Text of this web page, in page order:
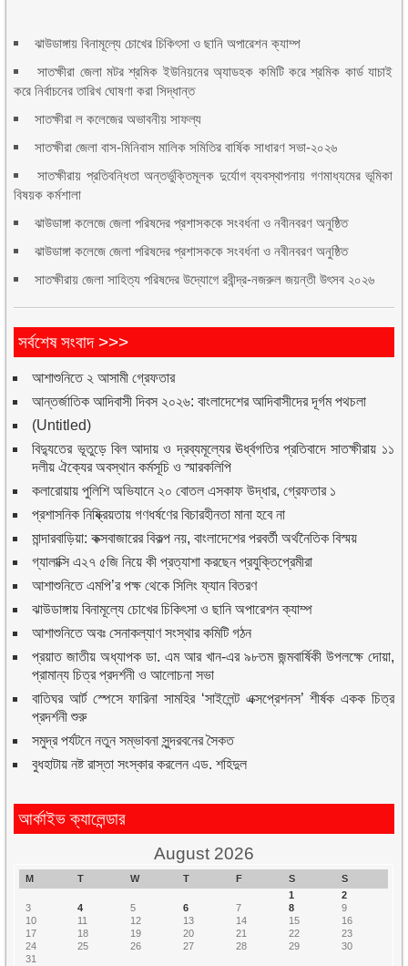
ঝাউডাঙ্গায় বিনামূল্যে চোখের চিকিৎসা ও ছানি অপারেশন ক্যাম্প
সাতক্ষীরা জেলা মটর শ্রমিক ইউনিয়নের অ্যাডহক কমিটি করে শ্রমিক কার্ড যাচাই
করে নির্বাচনের তারিখ ঘোষণা করা সিদ্ধান্ত
সাতক্ষীরা ল কলেজের অভাবনীয় সাফল্য
সাতক্ষীরা জেলা বাস-মিনিবাস মালিক সমিতির বার্ষিক সাধারণ সভা-২০২৬
সাতক্ষীরায় প্রতিবন্ধিতা অন্তর্ভুক্তিমূলক দুর্যোগ ব্যবস্থাপনায় গণমাধ্যমের ভূমিকা
বিষয়ক কর্মশালা
ঝাউডাঙ্গা কলেজে জেলা পরিষদের প্রশাসককে সংবর্ধনা ও নবীনবরণ অনুষ্ঠিত
ঝাউডাঙ্গা কলেজে জেলা পরিষদের প্রশাসককে সংবর্ধনা ও নবীনবরণ অনুষ্ঠিত
সাতক্ষীরায় জেলা সাহিত্য পরিষদের উদ্যোগে রবীন্দ্র-নজরুল জয়ন্তী উৎসব ২০২৬
সর্বশেষ সংবাদ >>>
আশাশুনিতে ২ আসামী গ্রেফতার
আন্তর্জাতিক আদিবাসী দিবস ২০২৬: বাংলাদেশের আদিবাসীদের দূর্গম পথচলা
(Untitled)
বিদ্যুতের ভূতুড়ে বিল আদায় ও দ্রব্যমূল্যের ঊর্ধ্বগতির প্রতিবাদে সাতক্ষীরায় ১১
দলীয় ঐক্যের অবস্থান কর্মসূচি ও স্মারকলিপি
কলারোয়ায় পুলিশি অভিযানে ২০ বোতল এসকাফ উদ্ধার, গ্রেফতার ১
প্রশাসনিক নিষ্ক্রিয়তায় গণধর্ষণের বিচারহীনতা মানা হবে না
মান্দারবাড়িয়া: কক্সবাজারের বিকল্প নয়, বাংলাদেশের পরবর্তী অর্থনৈতিক বিস্ময়
গ্যালাক্সি এ২৭ ৫জি নিয়ে কী প্রত্যাশা করছেন প্রযুক্তিপ্রেমীরা
আশাশুনিতে এমপি’র পক্ষ থেকে সিলিং ফ্যান বিতরণ
ঝাউডাঙ্গায় বিনামূল্যে চোখের চিকিৎসা ও ছানি অপারেশন ক্যাম্প
আশাশুনিতে অবঃ সেনাকল্যাণ সংস্থার কমিটি গঠন
প্রয়াত জাতীয় অধ্যাপক ডা. এম আর খান-এর ৯৮তম জন্মবার্ষিকী উপলক্ষে দোয়া,
প্রামান্য চিত্র প্রদর্শনী ও আলোচনা সভা
বাতিঘর আর্ট স্পেসে ফারিনা সামহির ‘সাইলেন্ট এক্সপ্রেশনস’ শীর্ষক একক চিত্র
প্রদর্শনী শুরু
সমুদ্র পর্যটনে নতুন সম্ভাবনা সুন্দরবনের সৈকত
বুধহাটায় নষ্ট রাস্তা সংস্কার করলেন এড. শহিদুল
আর্কাইভ ক্যালেন্ডার
August 2026
M T W T F S
S
1
2
3
4 5 6 7 8
9
10
11 12 13 14 15
16
17
18 19 20 21 22
23
24
25 26 27 28 29
30
31